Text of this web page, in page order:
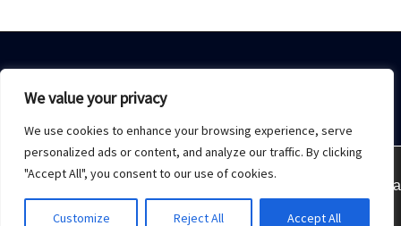
We value your privacy
We use cookies to enhance your browsing experience, serve
personalized ads or content, and analyze our traffic. By clicking
"Accept All", you consent to our use of cookies.
Customize Reject All Accept All
Sobre Nós Acesso restrito Contato
2021 © Copyrights - Monday Publicidade
Estamos usando cookies para oferecer a melhor